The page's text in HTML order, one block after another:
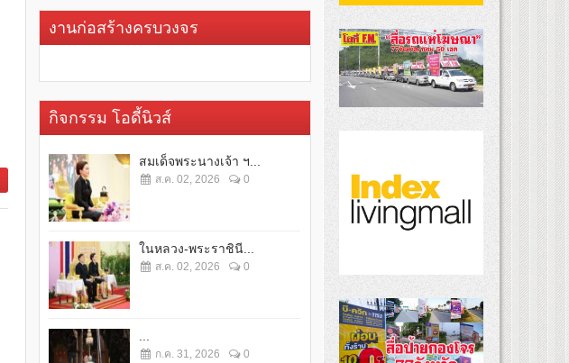
งานก่อสร้างครบวงจร
กิจกรรม โอดี้นิวส์
สมเด็จพระนางเจ้า ฯ...
ส.ค. 02, 2026 0
ในหลวง-พระราชินี...
ส.ค. 02, 2026 0
ก.ค. 31, 2026 0